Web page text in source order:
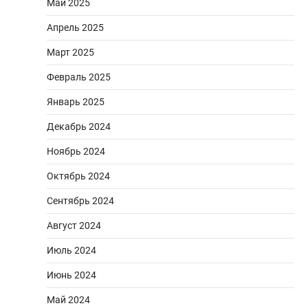
Май 2025
Апрель 2025
Март 2025
Февраль 2025
Январь 2025
Декабрь 2024
Ноябрь 2024
Октябрь 2024
Сентябрь 2024
Август 2024
Июль 2024
Июнь 2024
Май 2024